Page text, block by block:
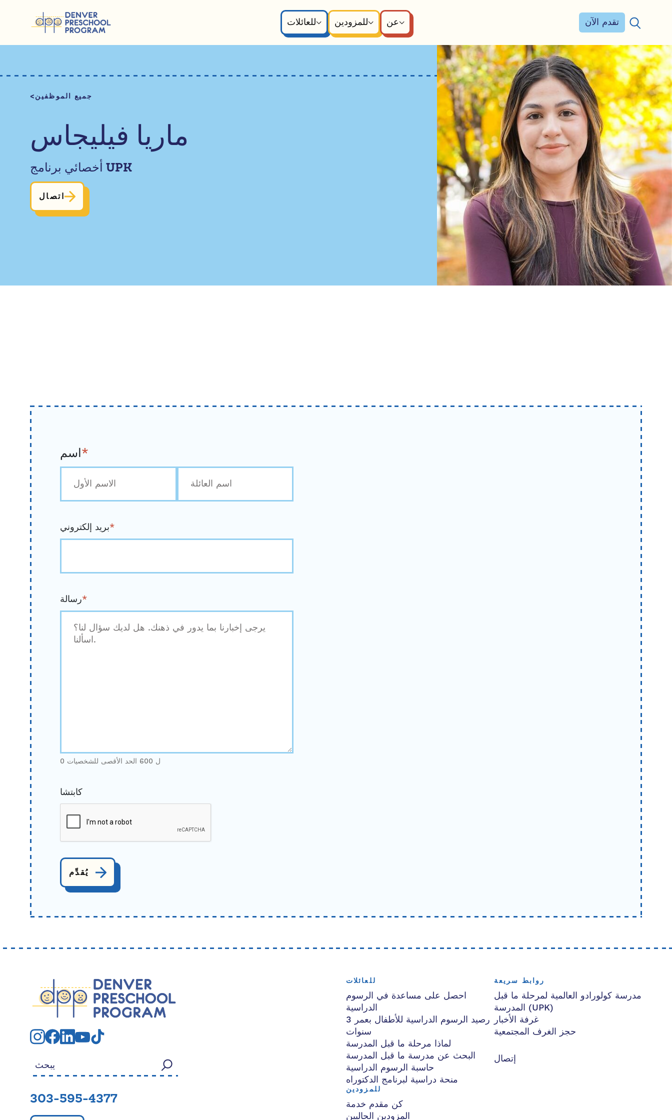
للعائلات
للمزودين عن تقدم الآن
جميع الموظفين
ماريا فيليجاس
أخصائي برنامج UPK
اتصال
اسم*
بريد إلكتروني*
رسالة*
0 ل 600 الحد الأقصى للشخصيات
كابتشا
303-595-4377
للعائلات
احصل على مساعدة في الرسوم
الدراسية
رصيد الرسوم الدراسية للأطفال بعمر 3
سنوات
لماذا مرحلة ما قبل المدرسة
البحث عن مدرسة ما قبل المدرسة
حاسبة الرسوم الدراسية
منحة دراسية لبرنامج الدكتوراه
للمزودين
كن مقدم خدمة
المزودين الحاليين
روابط سريعة
مدرسة كولورادو العالمية لمرحلة ما قبل
المدرسة (UPK)
غرفة الأخبار
حجز الغرف المجتمعية
إتصال